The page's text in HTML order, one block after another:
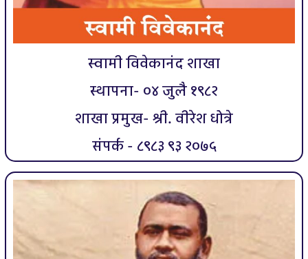
स्वामी विवेकानंद शाखा
स्थापना- ०४ जुलै १९८२
शाखा प्रमुख- श्री. वीरेश धोत्रे
संपर्क - ८९८३ ९३ २०७५